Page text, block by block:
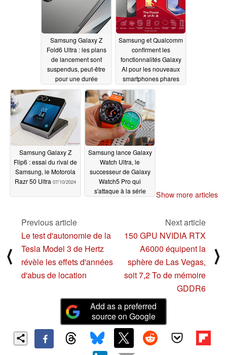
Samsung Galaxy Z
Fold6 Ultra : les plans
de lancement sont
suspendus, peut-être
pour une durée
indéterminée
07/11/2024
Samsung et Qualcomm
confirment les
fonctionnalités Galaxy
AI pour les nouveaux
smartphones phares
pliables07/11/2024
Samsung Galaxy Z
Flip6 : essai du rival de
Samsung, le Motorola
Razr 50 Ultra 07/10/2024
Samsung lance Galaxy
Watch Ultra, le
successeur de Galaxy
Watch5 Pro qui
s'attaque à la série
Show more articles
⟨
Previous article
Le test d'autonomie de la
Tesla Model 3 de Hertz
révèle les effets d'années
d'abus de location
Next article
150 GPU NVIDIA RTX
A6000 équipent la
sphère de Las Vegas,
soit 7,2 To de mémoire
GDDR6
⟩
Add as a preferred
source on Google